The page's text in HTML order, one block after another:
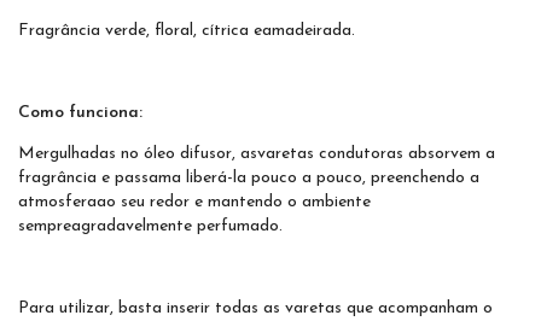
Fragrância verde, floral, cítrica eamadeirada.
Como funciona:
Mergulhadas no óleo difusor, asvaretas condutoras absorvem a
fragrância e passama liberá-la pouco a pouco, preenchendo a
atmosferaao seu redor e mantendo o ambiente
sempreagradavelmente perfumado.
Para utilizar, basta inserir todas as varetas que acompanham o